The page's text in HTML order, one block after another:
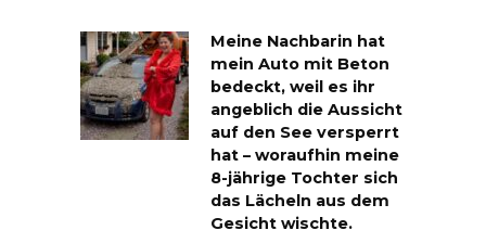
Meine Nachbarin hat
mein Auto mit Beton
bedeckt, weil es ihr
angeblich die Aussicht
auf den See versperrt
hat – woraufhin meine
8-jährige Tochter sich
das Lächeln aus dem
Gesicht wischte.